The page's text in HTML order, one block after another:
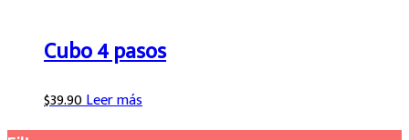
Cubo 4 pasos
$39.90Leer más